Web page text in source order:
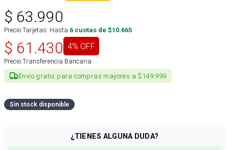
$ 63.990
Precio Tarjetas: Hasta 6 cuotas de $10.665
$ 61.430 4% OFF
Precio Transferencia Bancaria
Envío gratis para compras mayores a $149.999
Sin stock disponible
¿TIENES ALGUNA DUDA?